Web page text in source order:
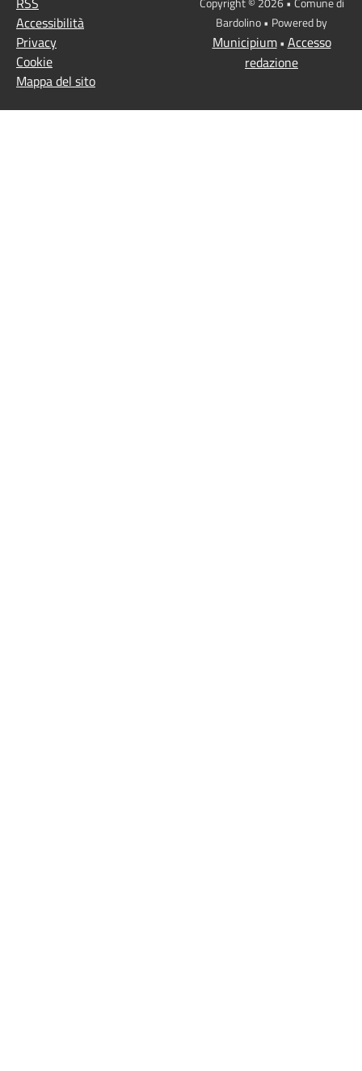
Accessibilità
Privacy
Cookie
Mappa del sito
Bardolino • Powered by
Municipium• Accesso
redazione